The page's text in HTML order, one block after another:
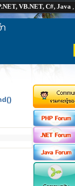
VB.NET, C#, Java ,